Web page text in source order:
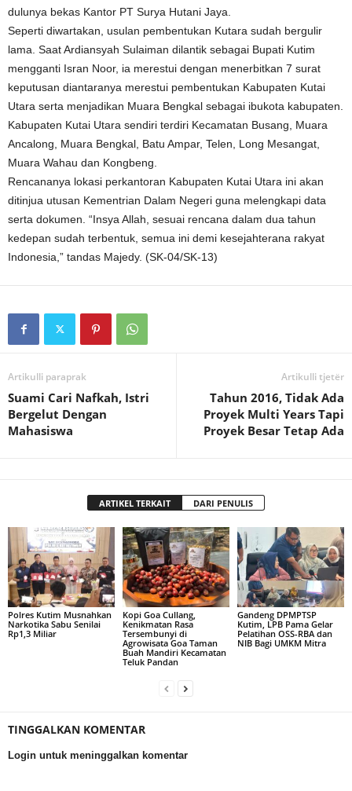
dulunya bekas Kantor PT Surya Hutani Jaya.
Seperti diwartakan, usulan pembentukan Kutara sudah bergulir
lama. Saat Ardiansyah Sulaiman dilantik sebagai Bupati Kutim
mengganti Isran Noor, ia merestui dengan menerbitkan 7 surat
keputusan diantaranya merestui pembentukan Kabupaten Kutai
Utara serta menjadikan Muara Bengkal sebagai ibukota kabupaten.
Kabupaten Kutai Utara sendiri terdiri Kecamatan Busang, Muara
Ancalong, Muara Bengkal, Batu Ampar, Telen, Long Mesangat,
Muara Wahau dan Kongbeng.
Rencananya lokasi perkantoran Kabupaten Kutai Utara ini akan
ditinjua utusan Kementrian Dalam Negeri guna melengkapi data
serta dokumen. “Insya Allah, sesuai rencana dalam dua tahun
kedepan sudah terbentuk, semua ini demi kesejahterana rakyat
Indonesia,” tandas Majedy. (SK-04/SK-13)
Artikulli paraprak
Suami Cari Nafkah, Istri
Bergelut Dengan
Mahasiswa
Artikulli tjetër
Tahun 2016, Tidak Ada
Proyek Multi Years Tapi
Proyek Besar Tetap Ada
ARTIKEL TERKAIT DARI PENULIS
Polres Kutim Musnahkan
Narkotika Sabu Senilai
Rp1,3 Miliar
Kopi Goa Cullang,
Kenikmatan Rasa
Tersembunyi di
Agrowisata Goa Taman
Buah Mandiri Kecamatan
Teluk Pandan
Gandeng DPMPTSP
Kutim, LPB Pama Gelar
Pelatihan OSS-RBA dan
NIB Bagi UMKM Mitra
TINGGALKAN KOMENTAR
Login untuk meninggalkan komentar